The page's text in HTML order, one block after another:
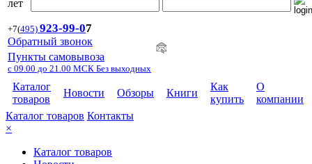
+7(495) 923-99-07
Обратный звонок
Пункты самовывоза
с 09.00 до 21.00 МСК Без выходных
Каталог
товаров
Новости Обзоры Книги
Как
купить
О
компании
Каталог товаров Контакты
×
Каталог товаров